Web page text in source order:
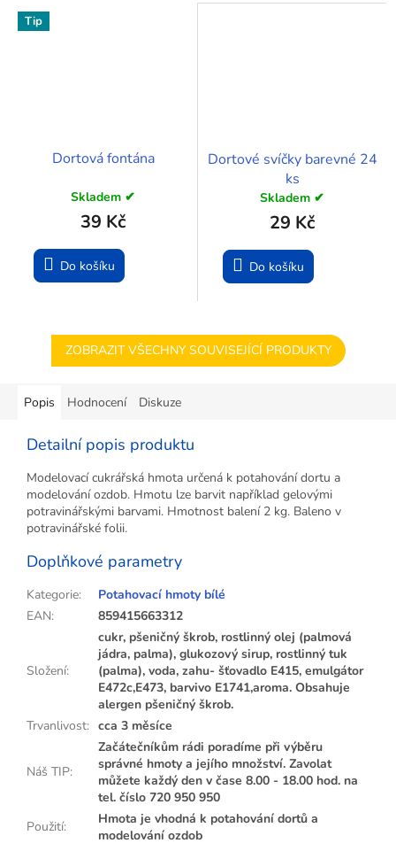
Tip
Dortová fontána
Skladem ✔
39 Kč
Do košíku
Dortové svíčky barevné 24
ks
Skladem ✔
29 Kč
Do košíku
ZOBRAZIT VŠECHNY SOUVISEJÍCÍ PRODUKTY
Popis Hodnocení Diskuze
Detailní popis produktu
Modelovací cukrářská hmota určená k potahování dortu a
modelování ozdob. Hmotu lze barvit například gelovými
potravinářskými barvami. Hmotnost balení 2 kg. Baleno v
potravinářské folii.
Doplňkové parametry
Kategorie:
Potahovací hmoty bílé
EAN: 859415663312
Složení:
cukr, pšeničný škrob, rostlinný olej (palmová
jádra, palma), glukozový sirup, rostlinný tuk
(palma), voda, zahu- šťovadlo E415, emulgátor
E472c,E473, barvivo E1741,aroma. Obsahuje
alergen pšeničný škrob.
Trvanlivost: cca 3 měsíce
Náš TIP:
Začátečníkům rádi poradíme při výběru
správné hmoty a jejího množství. Zavolat
můžete každý den v čase 8.00 - 18.00 hod. na
tel. číslo 720 950 950
Použití:
Hmota je vhodná k potahování dortů a
modelování ozdob